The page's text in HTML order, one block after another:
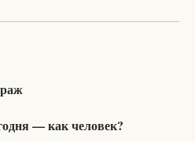
— как человек?